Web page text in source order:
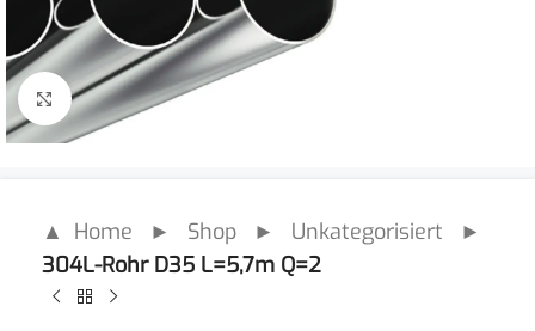
Click to enlarge
▲ Home ► Shop ► Unkategorisiert ►
304L-Rohr D35 L=5,7m Q=2